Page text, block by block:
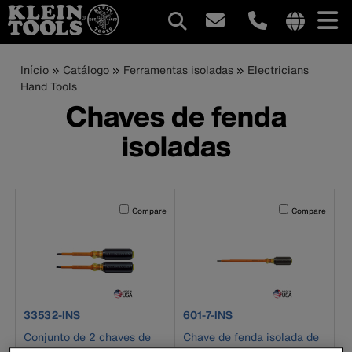
Pular
para
links
Navegação
principal
Trilha
de
navegação
Início Catálogo Ferramentas isoladas
Electricians
Hand Tools
Chaves de fenda
isoladas
Activating this element will cause content on the page to
Compare
product number 33532-INS
33532-INS
Conjunto de 2 chaves de
Activating this
Compare
product number 601-7-INS
601-7-INS
Chave de fenda isolada de